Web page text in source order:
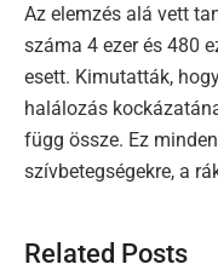
Az elemzés alá vett
száma 4 ezer és 480
esett. Kimutatták,
halálozás
függ össze. Ez
szívbetegségekre, a
Related Posts